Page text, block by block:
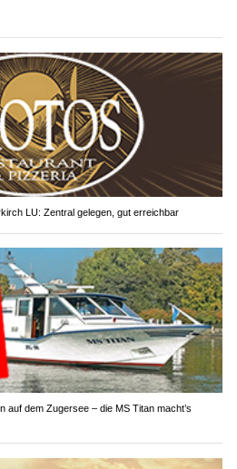
LU: Zentral gelegen, gut erreichbar
auf dem Zugersee – die MS Titan macht’s